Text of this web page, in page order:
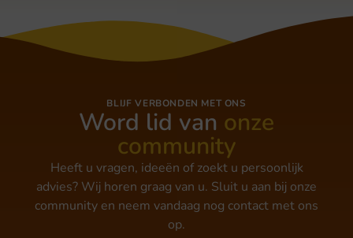
BLIJF VERBONDEN MET ONS
Word lid van onze
community
Heeft u vragen, ideeën of zoekt u persoonlijk
advies? Wij horen graag van u. Sluit u aan bij onze
community en neem vandaag nog contact met ons
op.